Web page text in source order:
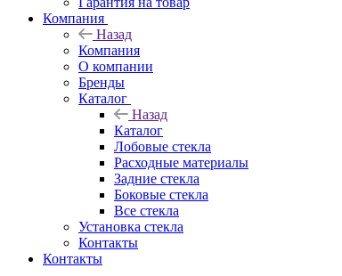
Компания
Назад
Компания
О компании
Бренды
Каталог
Назад
Каталог
Лобовые стекла
Расходные материалы
Задние стекла
Боковые стекла
Все стекла
Установка стекла
Контакты
Контакты